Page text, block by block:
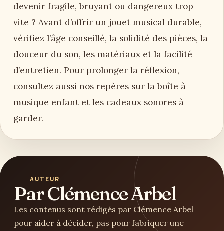
devenir fragile, bruyant ou dangereux trop
vite ? Avant d’offrir un jouet musical durable,
vérifiez l’âge conseillé, la solidité des pièces, la
douceur du son, les matériaux et la facilité
d’entretien. Pour prolonger la réflexion,
consultez aussi nos repères sur la boîte à
musique enfant et les cadeaux sonores à
garder.
AUTEUR
Par Clémence Arbel
Les contenus sont rédigés par Clémence Arbel
pour aider à décider, pas pour fabriquer une